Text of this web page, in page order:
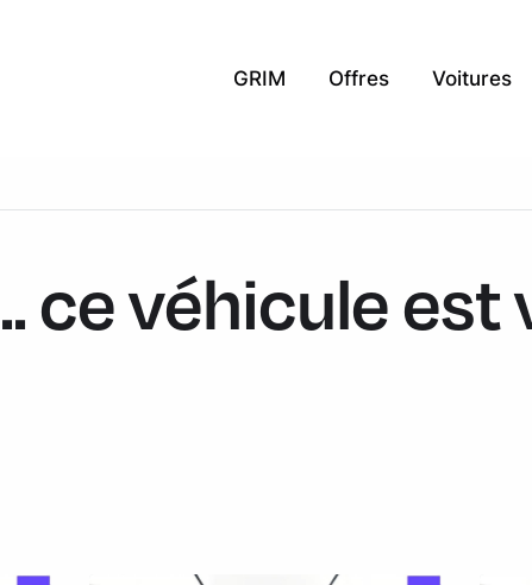
GRIM Offres Voitures
ce véhicule est